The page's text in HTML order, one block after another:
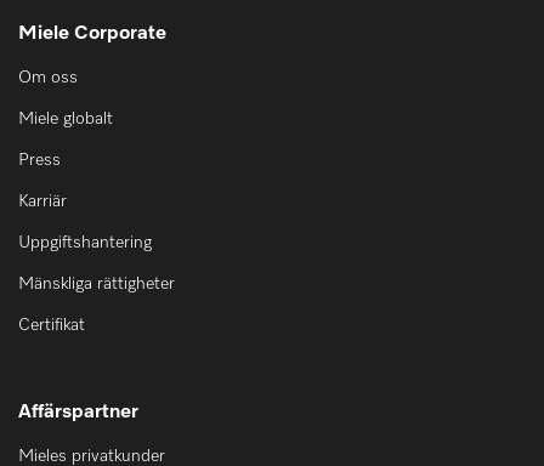
Miele Corporate
Om oss
Miele globalt
Press
Karriär
Uppgiftshantering
Mänskliga rättigheter
Certifikat
Affärspartner
Mieles privatkunder